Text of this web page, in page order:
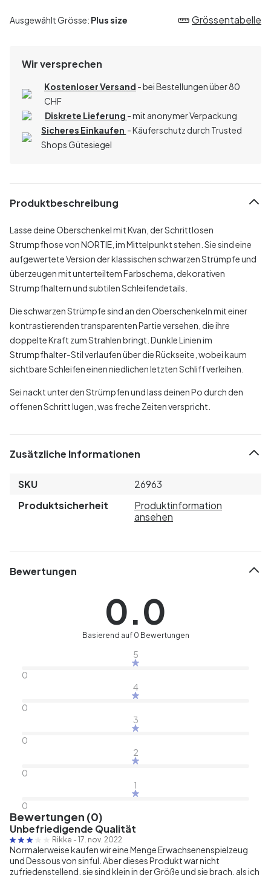
Ausgewählt Grösse: Plus size Grössentabelle
Wir versprechen
Kostenloser Versand - bei Bestellungen über 80
CHF
Diskrete Lieferung - mit anonymer Verpackung
Sicheres Einkaufen - Käuferschutz durch Trusted
Shops Gütesiegel
Produktbeschreibung
Lasse deine Oberschenkel mit Kvan, der Schrittlosen
Strumpfhose von NORTIE, im Mittelpunkt stehen. Sie sind eine
aufgewertete Version der klassischen schwarzen Strümpfe und
überzeugen mit unterteiltem Farbschema, dekorativen
Strumpfhaltern und subtilen Schleifendetails.
Die schwarzen Strümpfe sind an den Oberschenkeln mit einer
kontrastierenden transparenten Partie versehen, die ihre
doppelte Kraft zum Strahlen bringt. Dunkle Linien im
Strumpfhalter-Stil verlaufen über die Rückseite, wobei kaum
sichtbare Schleifen einen niedlichen letzten Schliff verleihen.
Sei nackt unter den Strümpfen und lass deinen Po durch den
offenen Schritt lugen, was freche Zeiten verspricht.
Zusätzliche Informationen
SKU
26963
Produktsicherheit
Produktinformation
ansehen
Bewertungen
0.0
Basierend auf 0 Bewertungen
5
0
4
0
3
0
2
0
1
0
Bewertungen (0)
Unbefriedigende Qualität
Rikke - 17. nov. 2022
Normalerweise kaufen wir eine Menge Erwachsenenspielzeug
und Dessous von sinful. Aber dieses Produkt war nicht
zufriedenstellend, sie sind klein in der Größe und sie brach, als ich